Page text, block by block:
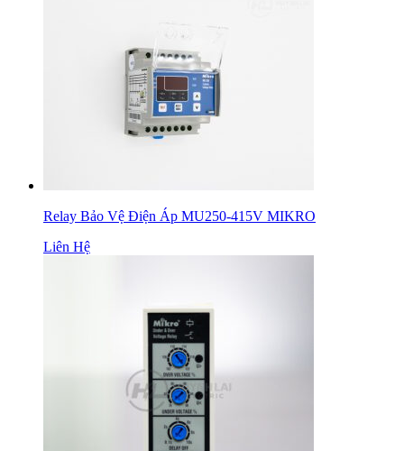
Relay Bảo Vệ Điện Áp MU250-415V MIKRO
Liên Hệ